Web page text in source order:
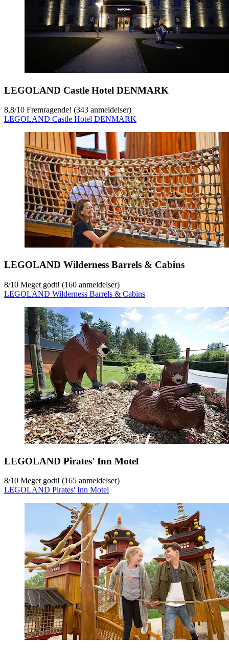
LEGOLAND Castle Hotel DENMARK
8,8/10 Fremragende! (343 anmeldelser)
LEGOLAND Castle Hotel DENMARK
LEGOLAND Wilderness Barrels & Cabins
8/10 Meget godt! (160 anmeldelser)
LEGOLAND Wilderness Barrels & Cabins
LEGOLAND Pirates' Inn Motel
8/10 Meget godt! (165 anmeldelser)
LEGOLAND Pirates' Inn Motel